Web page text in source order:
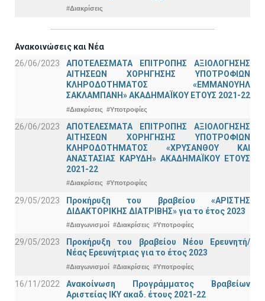
#Διακρίσεις
Ανακοινώσεις και Νέα
26/06/2023
ΑΠΟΤΕΛΕΣΜΑΤΑ ΕΠΙΤΡΟΠΗΣ ΑΞΙΟΛΟΓΗΣΗΣ
ΑΙΤΗΣΕΩΝ ΧΟΡΗΓΗΣΗΣ ΥΠΟΤΡΟΦΙΩΝ
ΚΛΗΡΟΔΟΤΗΜΑΤΟΣ «ΕΜΜΑΝΟΥΗΛ
ΣΑΚΛΑΜΠΑΝΗ» ΑΚΑΔΗΜΑΪΚΟΥ ΕΤΟΥΣ 2021-22
#Διακρίσεις #Υποτροφίες
26/06/2023
ΑΠΟΤΕΛΕΣΜΑΤΑ ΕΠΙΤΡΟΠΗΣ ΑΞΙΟΛΟΓΗΣΗΣ
ΑΙΤΗΣΕΩΝ ΧΟΡΗΓΗΣΗΣ ΥΠΟΤΡΟΦΙΩΝ
ΚΛΗΡΟΔΟΤΗΜΑΤΟΣ «ΧΡΥΣΑΝΘΟΥ ΚΑΙ
ΑΝΑΣΤΑΣΙΑΣ ΚΑΡΥΔΗ» ΑΚΑΔΗΜΑΪΚΟΥ ΕΤΟΥΣ
2021-22
#Διακρίσεις #Υποτροφίες
29/05/2023
Προκήρυξη του βραβείου «ΑΡΙΣΤΗΣ
ΔΙΔΑΚΤΟΡΙΚΗΣ ΔΙΑΤΡΙΒΗΣ» για το έτος 2023
#Διαγωνισμοί #Διακρίσεις #Υποτροφίες
29/05/2023
Προκήρυξη του βραβείου Νέου Ερευνητή/
Νέας Ερευνήτριας για το έτος 2023
#Διαγωνισμοί #Διακρίσεις #Υποτροφίες
16/11/2022
Ανακοίνωση Προγράμματος Βραβείων
Αριστείας ΙΚΥ ακαδ. έτους 2021-22